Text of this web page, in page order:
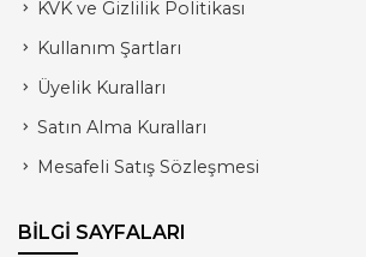
KVK ve Gizlilik Politikası
Kullanım Şartları
Üyelik Kuralları
Satın Alma Kuralları
Mesafeli Satış Sözleşmesi
BİLGİ SAYFALARI